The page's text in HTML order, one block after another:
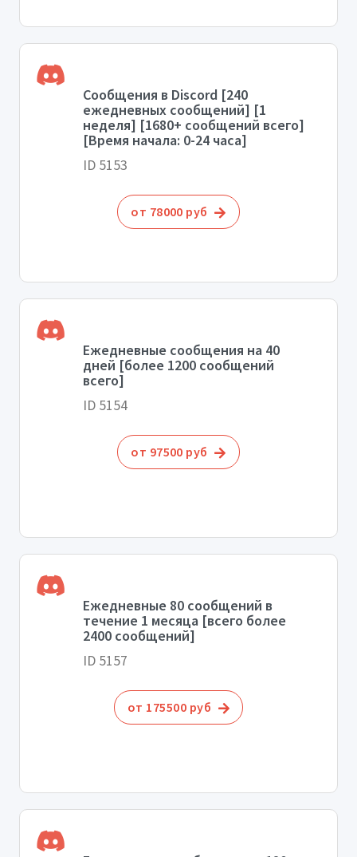
Сообщения в Discord [240
ежедневных сообщений] [1
неделя] [1680+ сообщений всего]
[Время начала: 0-24 часа]
ID 5153
от 78000 руб
Ежедневные сообщения на 40
дней [более 1200 сообщений
всего]
ID 5154
от 97500 руб
Ежедневные 80 сообщений в
течение 1 месяца [всего более
2400 сообщений]
ID 5157
от 175500 руб